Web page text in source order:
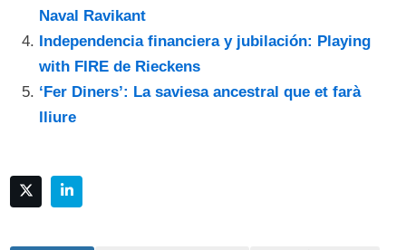
Naval Ravikant
Independencia financiera y jubilación: Playing
with FIRE de Rieckens
‘Fer Diners’: La saviesa ancestral que et farà
lliure